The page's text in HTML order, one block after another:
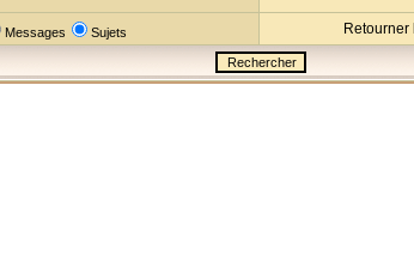
Messages Sujets Retourner